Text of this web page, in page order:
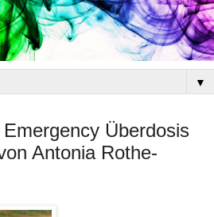
▼
Überdosis
Antonia Rothe-